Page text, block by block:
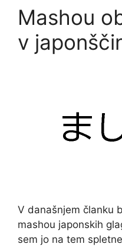
Mashou
v
V današnjem članku
mashou japonskih
sem jo na tem